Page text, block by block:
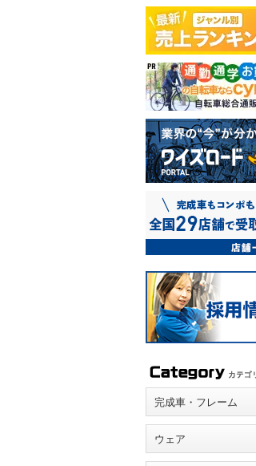
完成車・フレーム
ウェア